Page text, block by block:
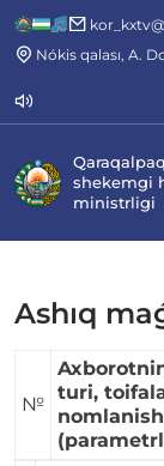
Nókis qalası, A.
shekemgi
ministrligi
Ashıq
№
turi,